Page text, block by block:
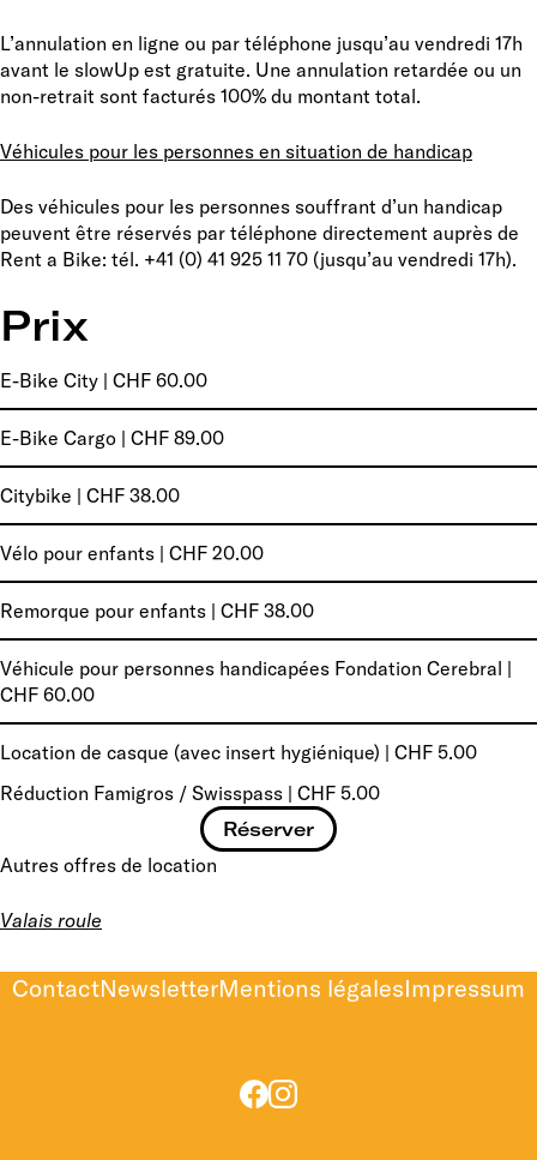
L’annulation en ligne ou par téléphone jusqu’au vendredi 17h
avant le slowUp est gratuite. Une annulation retardée ou un
non-retrait sont facturés 100% du montant total.
Véhicules pour les personnes en situation de handicap
Des véhicules pour les personnes souffrant d’un handicap
peuvent être réservés par téléphone directement auprès de
Rent a Bike: tél. +41 (0) 41 925 11 70 (jusqu’au vendredi 17h).
Prix
E-Bike City | CHF 60.00
E-Bike Cargo | CHF 89.00
Citybike | CHF 38.00
Vélo pour enfants | CHF 20.00
Remorque pour enfants | CHF 38.00
Véhicule pour personnes handicapées Fondation Cerebral |
CHF 60.00
Location de casque (avec insert hygiénique) | CHF 5.00
Réduction Famigros / Swisspass | CHF 5.00
Réserver
Autres offres de location
Valais roule
ContactNewsletterMentions légalesImpressum